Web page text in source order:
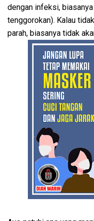
dengan infeksi,
tenggorokan). Kalau
parah, biasanya tidak